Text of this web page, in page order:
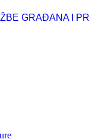
GRAĐANA I